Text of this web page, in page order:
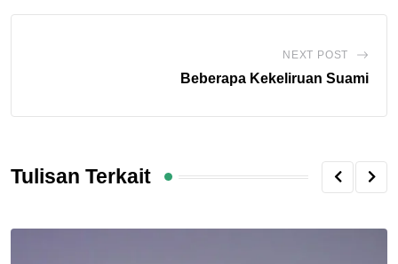
NEXT POST
Beberapa Kekeliruan Suami
Tulisan Terkait